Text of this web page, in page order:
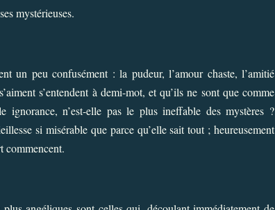
mystérieuses.
un peu confusément : la pudeur, l’amour chaste, l’amitié
s’entendent à demi-mot, et qu’ils ne sont que comme
ignorance, n’est-elle pas le plus ineffable des mystères ?
si misérable que parce qu’elle sait tout ; heureusement
commencent.